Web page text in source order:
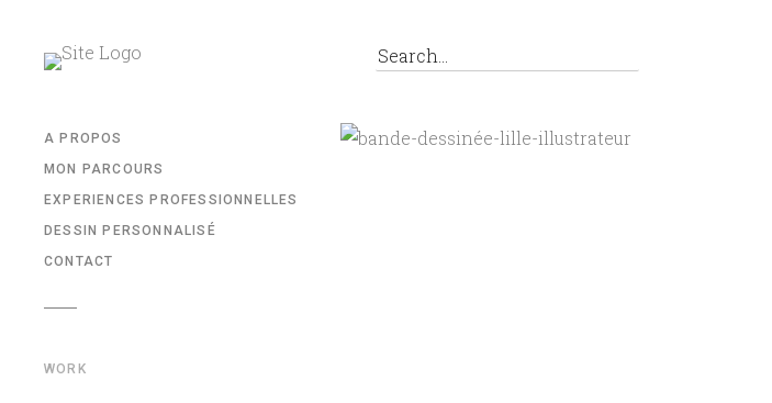
A PROPOS
MON PARCOURS
EXPERIENCES PROFESSIONNELLES
DESSIN PERSONNALISÉ
CONTACT
WORK